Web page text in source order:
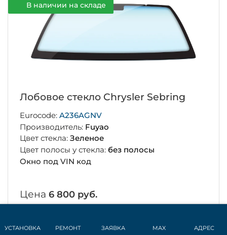
В наличии на складе
Лобовое стекло Chrysler Sebring
Eurocode: A236AGNV
Производитель: Fuyao
Цвет стекла: Зеленое
Цвет полосы у стекла: без полосы
Окно под VIN код
Цена 6 800 руб.
УСТАНОВКА РЕМОНТ ЗАЯВКА MAX АДРЕС